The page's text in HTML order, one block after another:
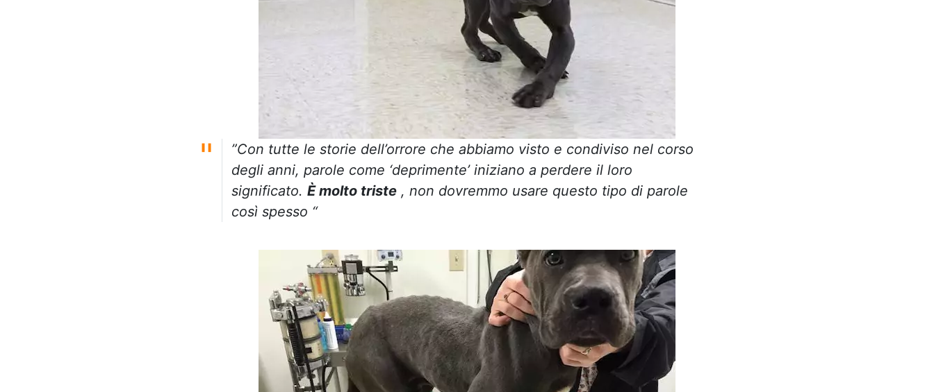
”Con tutte le storie dell’orrore che abbiamo visto e condiviso nel corso
degli anni, parole come ‘deprimente’ iniziano a perdere il loro
significato. È molto triste, non dovremmo usare questo tipo di parole
così spesso “